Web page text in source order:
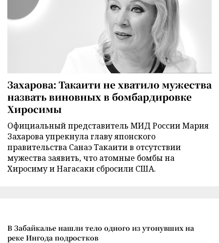
Захарова: Такаити не хватило мужества
назвать виновных в бомбардировке
Хиросимы
Официальный представитель МИД России Мария
Захарова упрекнула главу японского
правительства Санаэ Такаити в отсутствии
мужества заявить, что атомные бомбы на
Хиросиму и Нагасаки сбросили США.
В Забайкалье нашли тело одного из утонувших на
реке Ингода подростков